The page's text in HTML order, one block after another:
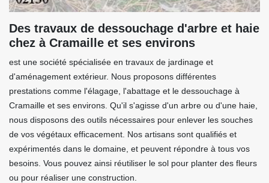
Des travaux de dessouchage d'arbre et haie
chez à Cramaille et ses environs
est une société spécialisée en travaux de jardinage et
d'aménagement extérieur. Nous proposons différentes
prestations comme l'élagage, l'abattage et le dessouchage à
Cramaille et ses environs. Qu'il s'agisse d'un arbre ou d'une haie,
nous disposons des outils nécessaires pour enlever les souches
de vos végétaux efficacement. Nos artisans sont qualifiés et
expérimentés dans le domaine, et peuvent répondre à tous vos
besoins. Vous pouvez ainsi réutiliser le sol pour planter des fleurs
ou pour réaliser une construction.